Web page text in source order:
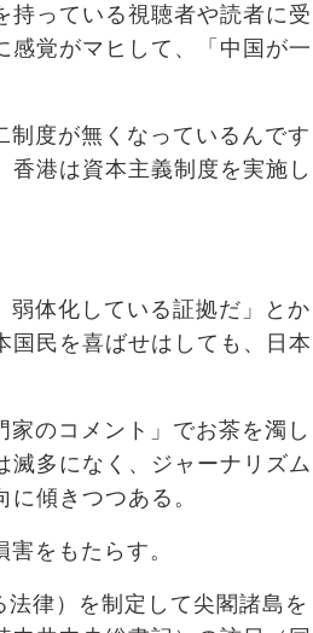
持っている視聴者や読者に受
感覚がマヒして、「中国が一
度が無くなっているんです
港は資本主義制度を実施し
弱体化している証拠だ」とか
国民を喜ばせはしても、日本
のコメント」でお茶を濁し
滅多になく、ジャーナリズム
傾きつつある。
をもたらす。
律）を制定して尖閣諸島を